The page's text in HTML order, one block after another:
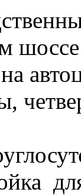
шоссе
на